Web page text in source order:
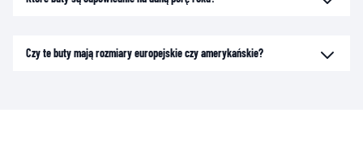
Czy te buty mają rozmiary europejskie czy amerykańskie?